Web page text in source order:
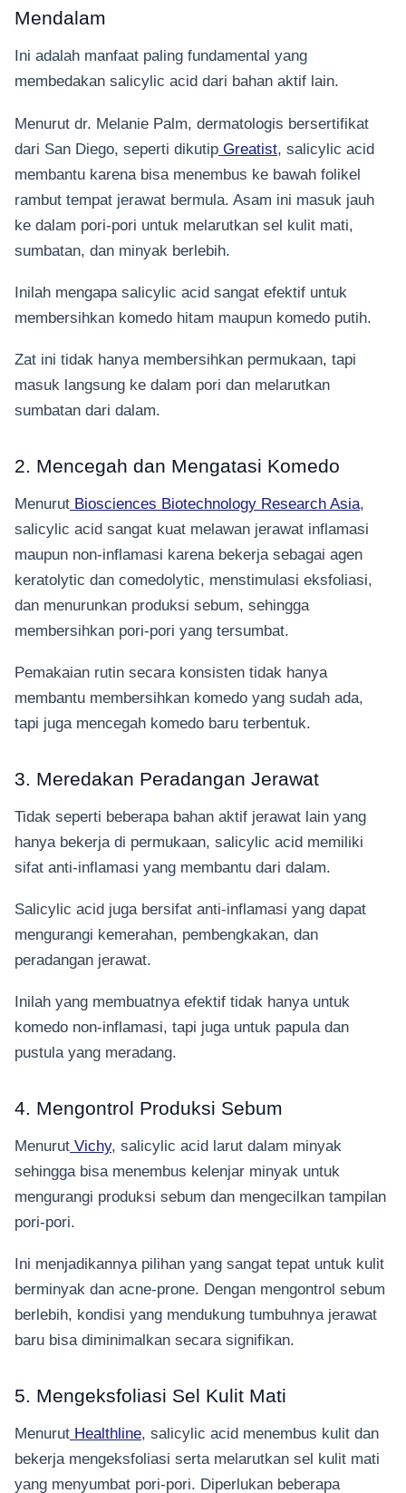
Mendalam
Ini adalah manfaat paling fundamental yang
membedakan salicylic acid dari bahan aktif lain.
Menurut dr. Melanie Palm, dermatologis bersertifikat
dari San Diego, seperti dikutip Greatist, salicylic acid
membantu karena bisa menembus ke bawah folikel
rambut tempat jerawat bermula. Asam ini masuk jauh
ke dalam pori-pori untuk melarutkan sel kulit mati,
sumbatan, dan minyak berlebih.
Inilah mengapa salicylic acid sangat efektif untuk
membersihkan komedo hitam maupun komedo putih.
Zat ini tidak hanya membersihkan permukaan, tapi
masuk langsung ke dalam pori dan melarutkan
sumbatan dari dalam.
2. Mencegah dan Mengatasi Komedo
Menurut Biosciences Biotechnology Research Asia,
salicylic acid sangat kuat melawan jerawat inflamasi
maupun non-inflamasi karena bekerja sebagai agen
keratolytic dan comedolytic, menstimulasi eksfoliasi,
dan menurunkan produksi sebum, sehingga
membersihkan pori-pori yang tersumbat.
Pemakaian rutin secara konsisten tidak hanya
membantu membersihkan komedo yang sudah ada,
tapi juga mencegah komedo baru terbentuk.
3. Meredakan Peradangan Jerawat
Tidak seperti beberapa bahan aktif jerawat lain yang
hanya bekerja di permukaan, salicylic acid memiliki
sifat anti-inflamasi yang membantu dari dalam.
Salicylic acid juga bersifat anti-inflamasi yang dapat
mengurangi kemerahan, pembengkakan, dan
peradangan jerawat.
Inilah yang membuatnya efektif tidak hanya untuk
komedo non-inflamasi, tapi juga untuk papula dan
pustula yang meradang.
4. Mengontrol Produksi Sebum
Menurut Vichy, salicylic acid larut dalam minyak
sehingga bisa menembus kelenjar minyak untuk
mengurangi produksi sebum dan mengecilkan tampilan
pori-pori.
Ini menjadikannya pilihan yang sangat tepat untuk kulit
berminyak dan acne-prone. Dengan mengontrol sebum
berlebih, kondisi yang mendukung tumbuhnya jerawat
baru bisa diminimalkan secara signifikan.
5. Mengeksfoliasi Sel Kulit Mati
Menurut Healthline , salicylic acid menembus kulit dan
bekerja mengeksfoliasi serta melarutkan sel kulit mati
yang menyumbat pori-pori. Diperlukan beberapa